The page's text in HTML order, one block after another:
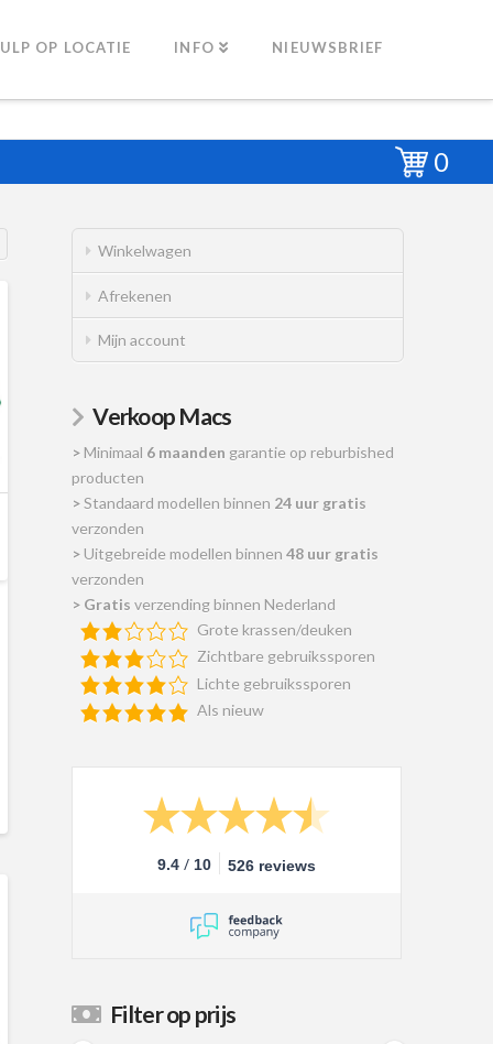
OP LOCATIE INFO NIEUWSBRIEF
0
Winkelwagen
Afrekenen
Mijn account
Verkoop Macs
> Minimaal 6 maanden garantie op reburbished
producten
>Standaard modellen binnen 24 uur gratis
verzonden
> Uitgebreide modellen binnen48 uur gratis
verzonden
> Gratis verzending binnen Nederland
Grote krassen/deuken
Zichtbare gebruikssporen
Lichte gebruikssporen
Als nieuw
9.4 / 10 526 reviews
Filter op prijs